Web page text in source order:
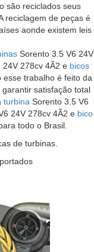
são reciclados seus
reciclagem de peças é
aonde existem leis
Sorento 3.5 V6 24V
278cv 4Ã2 e bicos
esse trabalho é feito da
satisfação total
turbina Sorento 3.5 V6
24V 278cv 4Ã2 e bico
todo o Brasil.
de turbinas.